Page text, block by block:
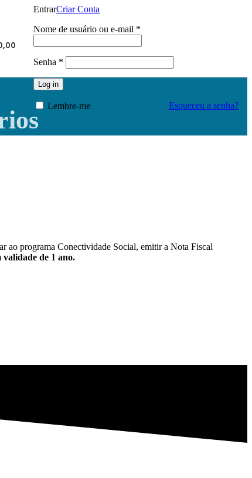
EntrarCriar Conta
Nome de usuário ou e-mail *
Senha *
Log in
Esqueceu a senha?
Lembre-me
ao programa Conectividade Social, emitir a Nota Fiscal
de 1 ano.